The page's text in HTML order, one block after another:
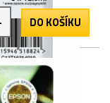
DO KOŠÍKU